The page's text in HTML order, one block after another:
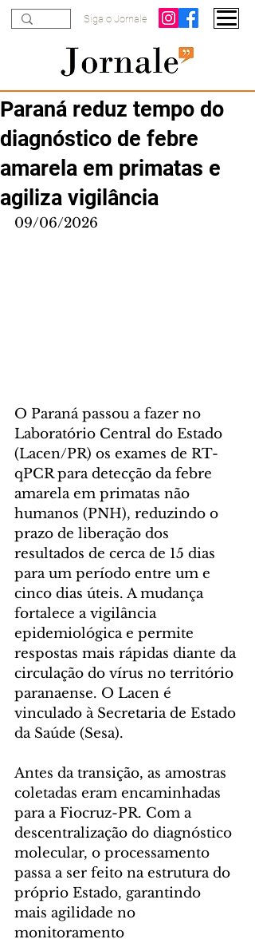
Siga o Jornale
Paraná reduz tempo do
diagnóstico de febre
amarela em primatas e
agiliza vigilância
09/06/2026
O Paraná passou a fazer no
Laboratório Central do Estado
(Lacen/PR) os exames de RT-
qPCR para detecção da febre
amarela em primatas não
humanos (PNH), reduzindo o
prazo de liberação dos
resultados de cerca de 15 dias
para um período entre um e
cinco dias úteis. A mudança
fortalece a vigilância
epidemiológica e permite
respostas mais rápidas diante da
circulação do vírus no território
paranaense. O Lacen é
vinculado à Secretaria de Estado
da Saúde (Sesa).
Antes da transição, as amostras
coletadas eram encaminhadas
para a Fiocruz-PR. Com a
descentralização do diagnóstico
molecular, o processamento
passa a ser feito na estrutura do
próprio Estado, garantindo
mais agilidade no
monitoramento